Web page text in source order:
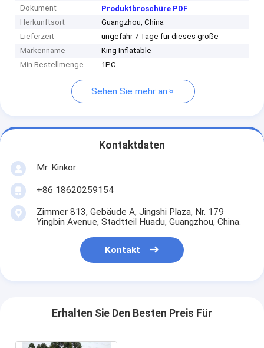
Dokument
Produktbroschüre PDF
Herkunftsort
Guangzhou, China
Lieferzeit
ungefähr 7 Tage für dieses große
Markenname
King Inflatable
Min Bestellmenge
1PC
Sehen Sie mehr an
Kontaktdaten
Mr. Kinkor
+86 18620259154
Zimmer 813, Gebäude A, Jingshi Plaza, Nr. 179
Yingbin Avenue, Stadtteil Huadu, Guangzhou, China.
Kontakt
Erhalten Sie Den Besten Preis Für